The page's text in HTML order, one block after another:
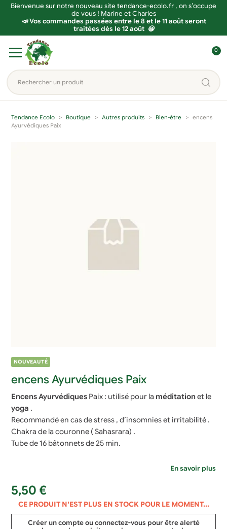
Bienvenue sur notre nouveau site tendance-ecolo.fr , on s’occupe
de vous ! Marine et Charles
📣 Vos commandes passées entre le 8 et le 11 août seront
traitées dès le 12 août 😀
navigation
contenu
Rechercher
un
produit...
o
n
0
Tendance Ecolo Boutique Autres produits Bien-être
encens
Ayurvédiques Paix
NOUVEAUTÉ
encens Ayurvédiques Paix
Encens Ayurvédiques Paix : utilisé pour la méditationet le
yoga .
Recommandé en cas de stress , d’insomnies et irritabilité .
Chakra de la couronne ( Sahasrara) .
Tube de 16 bâtonnets de 25 min.
En savoir plus
5,50 €
CE PRODUIT N'EST PLUS EN STOCK POUR LE MOMENT...
Créer un compte ou connectez-vous pour être alerté